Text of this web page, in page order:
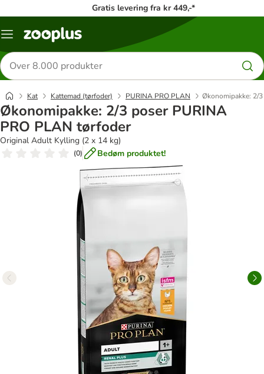
Gratis levering fra kr 449,-*
Menu
Søg
efter
produkter
Kat Kattemad (tørfoder) PURINA PRO PLAN Økonomipakke: 2/
Økonomipakke: 2/3 poser PURINA
PRO PLAN tørfoder
Original Adult Kylling (2 x 14 kg)
(0) Bedøm produktet!